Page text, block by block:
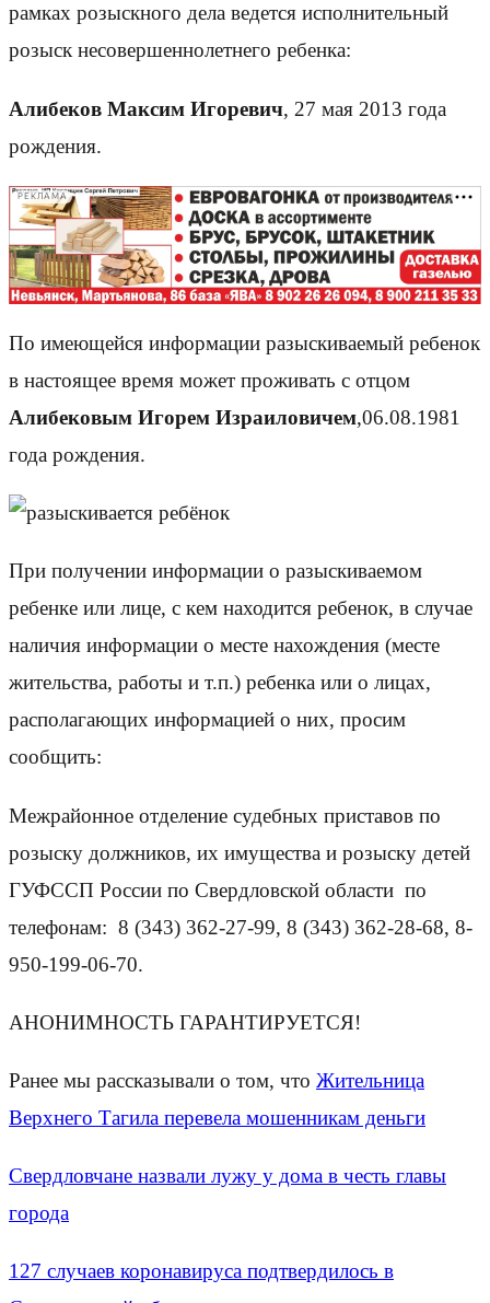
рамках розыскного дела ведется исполнительный
розыск несовершеннолетнего ребенка:
Алибеков Максим Игоревич, 27 мая 2013 года
рождения.
РЕКЛАМА
По имеющейся информации разыскиваемый ребенок
в настоящее время может проживать с отцом
Алибековым Игорем Израиловичем,06.08.1981
года рождения.
При получении информации о разыскиваемом
ребенке или лице, с кем находится ребенок, в случае
наличия информации о месте нахождения (месте
жительства, работы и т.п.) ребенка или о лицах,
располагающих информацией о них, просим
сообщить:
Межрайонное отделение судебных приставов по
розыску должников, их имущества и розыску детей
ГУФССП России по Свердловской области по
телефонам: 8 (343) 362-27-99, 8 (343) 362-28-68, 8-
950-199-06-70.
АНОНИМНОСТЬ ГАРАНТИРУЕТСЯ!
Ранее мы рассказывали о том, что Жительница
Верхнего Тагила перевела мошенникам деньги
Свердловчане назвали лужу у дома в честь главы
города
127 случаев коронавируса подтвердилось в